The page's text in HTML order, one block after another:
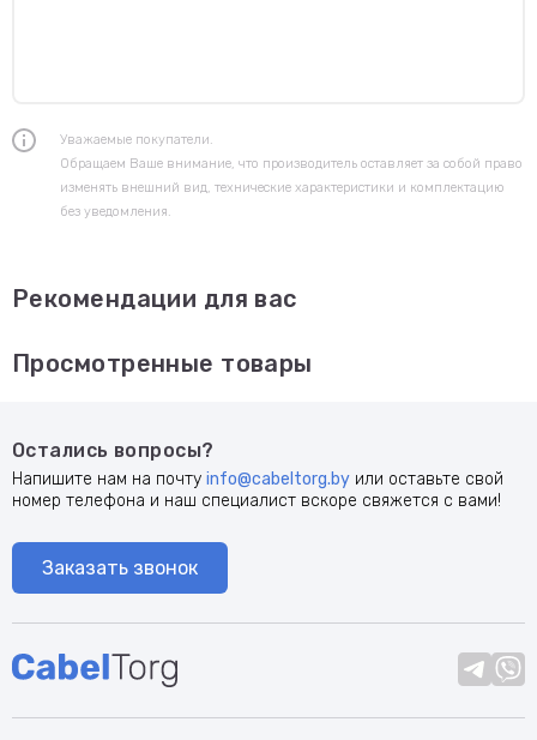
Уважаемые покупатели.
Обращаем Ваше внимание, что производитель оставляет за собой право
изменять внешний вид, технические характеристики и комплектацию
без уведомления.
Рекомендации для вас
Просмотренные товары
Остались вопросы?
Напишите нам на почту info@cabeltorg.by или оставьте свой
номер телефона и наш специалист вскоре свяжется с вами!
Заказать звонок